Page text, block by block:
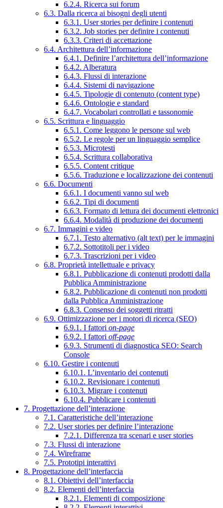
6.2.4. Ricerca sui forum
6.3. Dalla ricerca ai bisogni degli utenti
6.3.1. User stories per definire i contenuti
6.3.2. Job stories per definire i contenuti
6.3.3. Criteri di accettazione
6.4. Architettura dell’informazione
6.4.1. Definire l’architettura dell’informazione
6.4.2. Alberatura
6.4.3. Flussi di interazione
6.4.4. Sistemi di navigazione
6.4.5. Tipologie di contenuto (content type)
6.4.6. Ontologie e standard
6.4.7. Vocabolari controllati e tassonomie
6.5. Scrittura e linguaggio
6.5.1. Come leggono le persone sul web
6.5.2. Le regole per un linguaggio semplice
6.5.3. Microtesti
6.5.4. Scrittura collaborativa
6.5.5. Content critique
6.5.6. Traduzione e localizzazione dei contenuti
6.6. Documenti
6.6.1. I documenti vanno sul web
6.6.2. Tipi di documenti
6.6.3. Formato di lettura dei documenti elettronici
6.6.4. Modalità di produzione dei documenti
6.7. Immagini e video
6.7.1. Testo alternativo (alt text) per le immagini
6.7.2. Sottotitoli per i video
6.7.3. Trascrizioni per i video
6.8. Proprietà intellettuale e privacy
6.8.1. Pubblicazione di contenuti prodotti dalla
Pubblica Amministrazione
6.8.2. Pubblicazione di contenuti non prodotti
dalla Pubblica Amministrazione
6.8.3. Consenso dei soggetti ritratti
6.9. Ottimizzazione per i motori di ricerca (SEO)
6.9.1. I fattori on-page
6.9.2. I fattori off-page
6.9.3. Strumenti di diagnostica SEO: Search
Console
6.10. Gestire i contenuti
6.10.1. L’inventario dei contenuti
6.10.2. Revisionare i contenuti
6.10.3. Migrare i contenuti
6.10.4. Pubblicare i contenuti
7. Progettazione dell’interazione
7.1. Caratteristiche dell’interazione
7.2. User stories per definire l’interazione
7.2.1. Differenza tra scenari e user stories
7.3. Flussi di interazione
7.4. Wireframe
7.5. Prototipi interattivi
8. Progettazione dell’interfaccia
8.1. Obiettivi dell’interfaccia
8.2. Elementi dell’interfaccia
8.2.1. Elementi di composizione